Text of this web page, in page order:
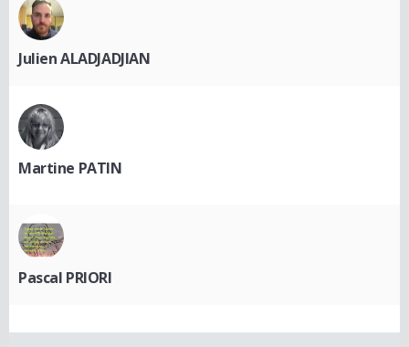
Julien ALADJADJIAN
Martine PATIN
Pascal PRIORI